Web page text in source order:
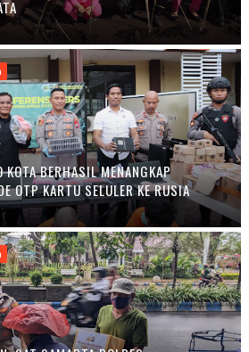
KOTA BERHASIL MENANGKAP
OTP KARTU SELULER KE RUSIA